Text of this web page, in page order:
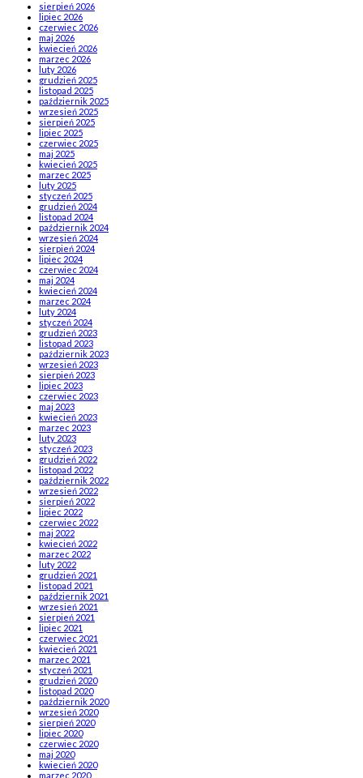
sierpień 2026
lipiec 2026
czerwiec 2026
maj 2026
kwiecień 2026
marzec 2026
luty 2026
grudzień 2025
listopad 2025
październik 2025
wrzesień 2025
sierpień 2025
lipiec 2025
czerwiec 2025
maj 2025
kwiecień 2025
marzec 2025
luty 2025
styczeń 2025
grudzień 2024
listopad 2024
październik 2024
wrzesień 2024
sierpień 2024
lipiec 2024
czerwiec 2024
maj 2024
kwiecień 2024
marzec 2024
luty 2024
styczeń 2024
grudzień 2023
listopad 2023
październik 2023
wrzesień 2023
sierpień 2023
lipiec 2023
czerwiec 2023
maj 2023
kwiecień 2023
marzec 2023
luty 2023
styczeń 2023
grudzień 2022
listopad 2022
październik 2022
wrzesień 2022
sierpień 2022
lipiec 2022
czerwiec 2022
maj 2022
kwiecień 2022
marzec 2022
luty 2022
grudzień 2021
listopad 2021
październik 2021
wrzesień 2021
sierpień 2021
lipiec 2021
czerwiec 2021
kwiecień 2021
marzec 2021
styczeń 2021
grudzień 2020
listopad 2020
październik 2020
wrzesień 2020
sierpień 2020
lipiec 2020
czerwiec 2020
maj 2020
kwiecień 2020
marzec 2020